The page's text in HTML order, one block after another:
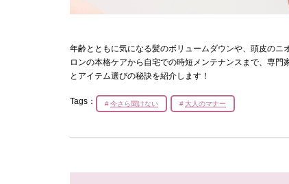
年齢とともに気になる髪のボリュームダウンや、頭皮のニ
ロンの本格ケアから自宅での時短メンテナンスまで、専
とアイテム選びの秘訣を紹介します！
Tags： 今さら聞けない 大人のマナー